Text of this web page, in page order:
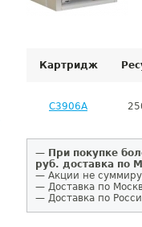
Картридж
C3906A
— При покупке
руб. доставка по
— Акции не
— Доставка по
— Доставка по